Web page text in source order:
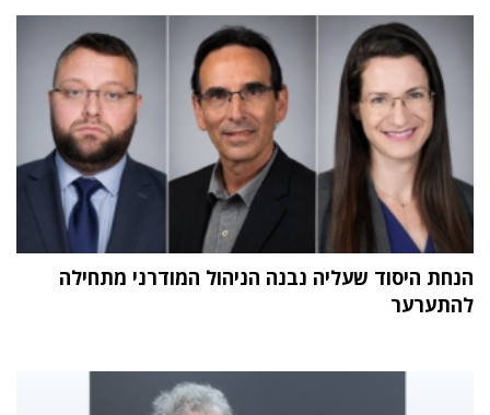
הנחת היסוד שעליה נבנה הניהול המודרני מתחילה
להתערער